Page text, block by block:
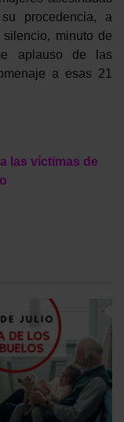
procedencia, a
minuto de
aplauso de las
a esas 21
las víctimas de